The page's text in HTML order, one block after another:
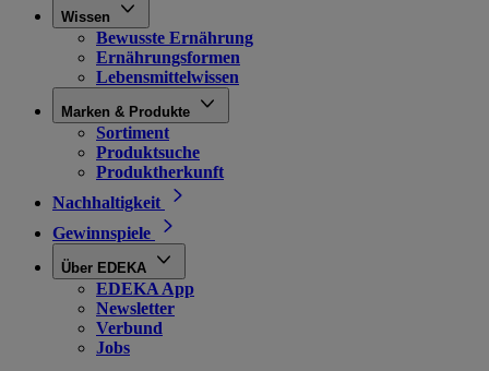
Wissen
Bewusste Ernährung
Ernährungsformen
Lebensmittelwissen
Marken & Produkte
Sortiment
Produktsuche
Produktherkunft
Nachhaltigkeit
Gewinnspiele
Über EDEKA
EDEKA App
Newsletter
Verbund
Jobs